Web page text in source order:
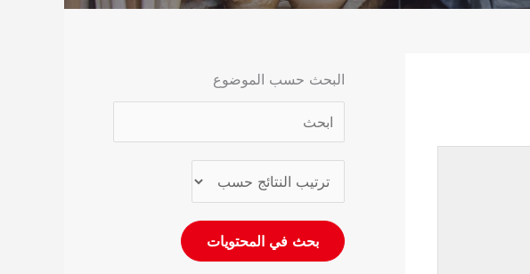
البحث حسب الموضوع